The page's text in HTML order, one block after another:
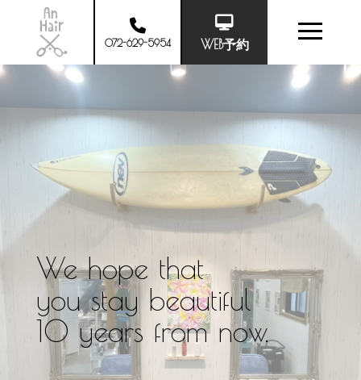
072-629-5954 WEB予約
We hope that
you stay beautiful
10 years from now.